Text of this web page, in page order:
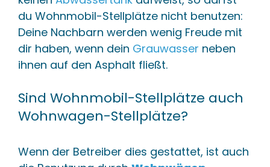
du Wohnmobil-Stellplätze nicht benutzen:
Deine Nachbarn werden wenig Freude mit
dir haben, wenn dein Grauwasser neben
ihnen auf den Asphalt fließt.
Sind Wohnmobil-Stellplätze auch
Wohnwagen-Stellplätze?
Wenn der Betreiber dies gestattet, ist auch